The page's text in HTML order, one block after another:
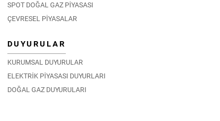
SPOT DOĞAL GAZ PİYASASI
ÇEVRESEL PİYASALAR
DUYURULAR
KURUMSAL DUYURULAR
ELEKTRİK PİYASASI DUYURLARI
DOĞAL GAZ DUYURULARI